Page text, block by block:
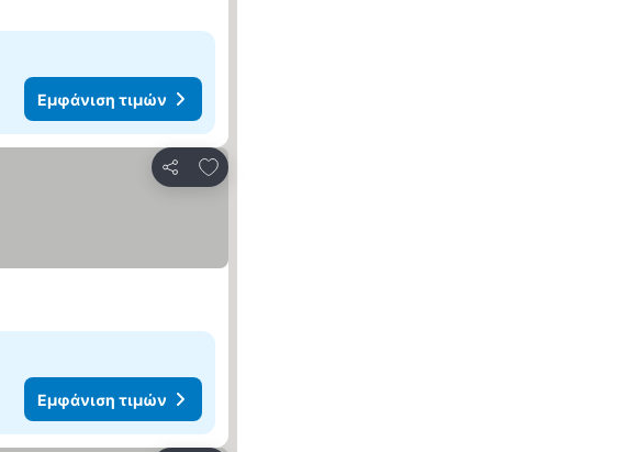
Εμφάνιση τιμών
Κοινοποίηση
Προσθήκη στα αγαπημένα
Εμφάνιση τιμών